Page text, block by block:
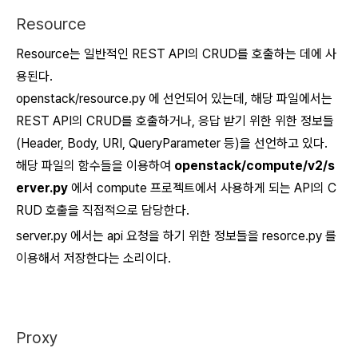
Resource
Resource는 일반적인 REST API의 CRUD를 호출하는 데에 사
용된다.
openstack/resource.py 에 선언되어 있는데, 해당 파일에서는
REST API의 CRUD를 호출하거나, 응답 받기 위한 위한 정보들
(Header, Body, URI, QueryParameter 등)을 선언하고 있다.
해당 파일의 함수들을 이용하여 openstack/compute/v2/s
erver.py 에서 compute 프로젝트에서 사용하게 되는 API의 C
RUD 호출을 직접적으로 담당한다.
server.py 에서는 api 요청을 하기 위한 정보들을 resorce.py 를
이용해서 저장한다는 소리이다.
Proxy